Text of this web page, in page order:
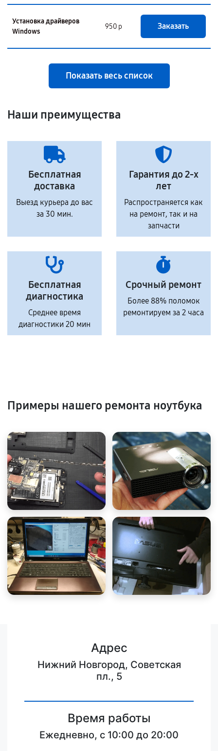
Установка драйверов
Windows
950 р Заказать
Показать весь список
Наши преимущества
Бесплатная
доставка
Выезд курьера до вас
за 30 мин.
Гарантия до 2-х
лет
Распространяется как
на ремонт, так и на
запчасти
Бесплатная
диагностика
Среднее время
диагностики 20 мин
Срочный ремонт
Более 88% поломок
ремонтируем за 2 часа
Примеры нашего ремонта ноутбука
Адрес
Нижний Новгород, Советская
пл., 5
Время работы
Ежедневно, с 10:00 до 20:00